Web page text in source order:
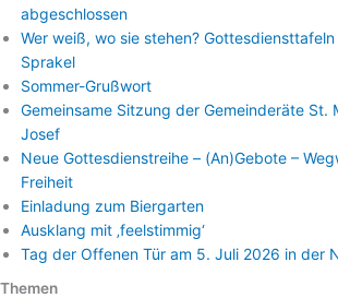
abgeschlossen
Wer weiß, wo sie stehen?
Sprakel
Sommer-Grußwort
Gemeinsame Sitzung der Gemeinderäte St.
Josef
Neue Gottesdienstreihe – (An)Gebote –
Freiheit
Einladung zum Biergarten
Ausklang mit ‚feelstimmig‘
Tag der Offenen Tür am 5. Juli 2026 in der
Themen